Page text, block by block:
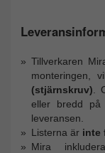
Tillverkaren
monteringen,
(stjärnskruv) .
eller bredd
leveransen.
Listerna är inte
Mira